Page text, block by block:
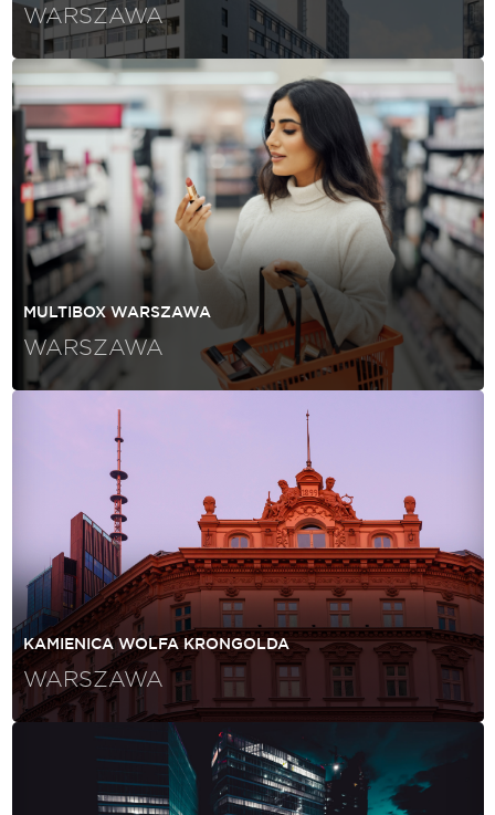
WARSZAWA
MULTIBOX WARSZAWA
WARSZAWA
KAMIENICA WOLFA KRONGOLDA
WARSZAWA